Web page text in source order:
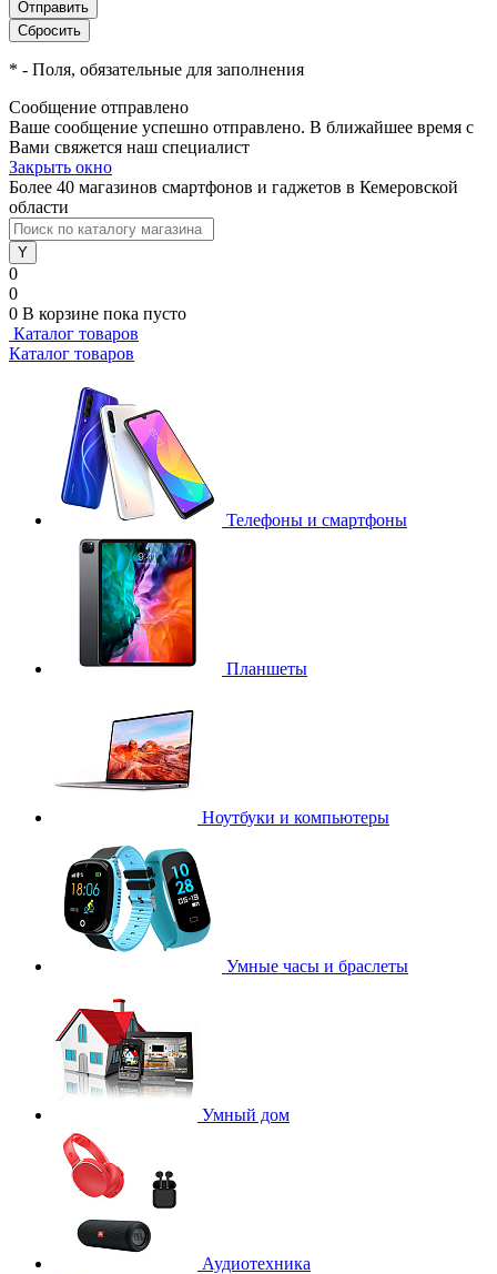
* - Поля, обязательные для заполнения
Сообщение отправлено
Ваше сообщение успешно отправлено. В ближайшее время с
Вами свяжется наш специалист
Закрыть окно
Более 40 магазинов смартфонов и гаджетов в Кемеровской
области
0
0
0 В корзине пока пусто
Каталог товаров
Каталог товаров
Телефоны и смартфоны
Планшеты
Ноутбуки и компьютеры
Умные часы и браслеты
Умный дом
Аудиотехника